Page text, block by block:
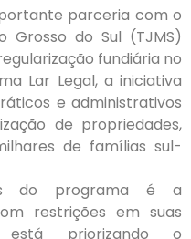
parceria com o
Grosso do Sul (TJMS)
fundiária no
Lar Legal, a iniciativa
e administrativos
de propriedades,
de famílias sul-
do programa é a
restrições em suas
priorizando o